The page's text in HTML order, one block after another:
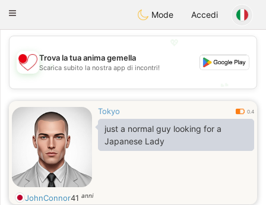
日本Chat
Toggle
Mode Accedi
💖
💕
Trova la tua anima gemella
Scarica subito la nostra app di incontri!
Tokyo 0.4
just a normal guy looking for a
Japanese Lady
JohnConnor41 anni